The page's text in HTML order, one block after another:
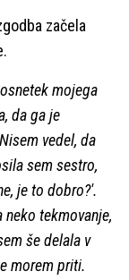
začela
mojega
da ga je
vedel, da
sem sestro,
je to dobro?'.
tekmovanje,
še delala v
morem priti.